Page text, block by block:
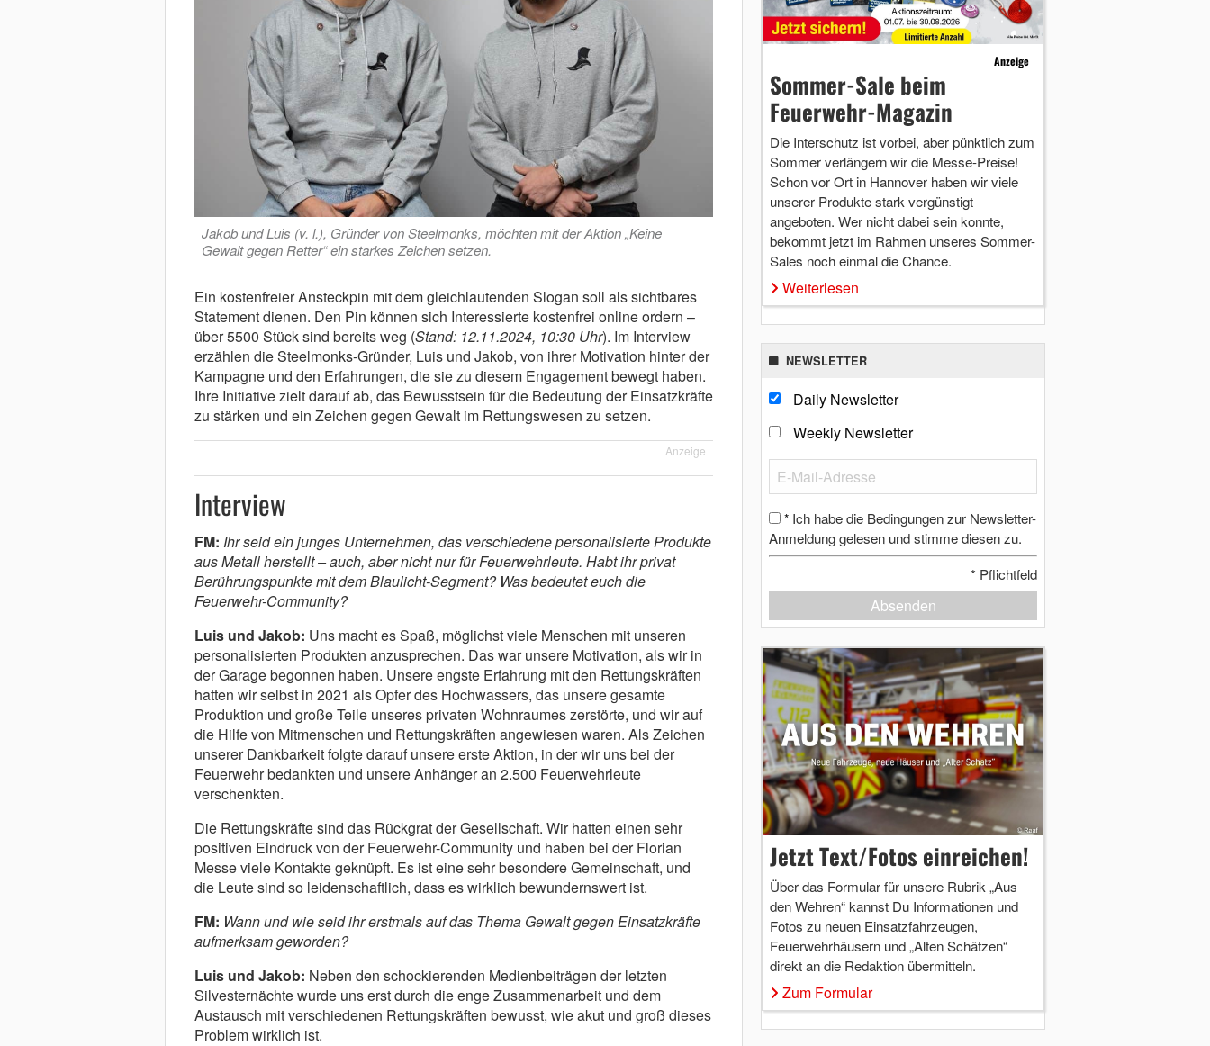
Jakob und Luis (v. l.), Gründer von Steelmonks, möchten mit der Aktion „Keine
Gewalt gegen Retter“ ein starkes Zeichen setzen.
Ein kostenfreier Ansteckpin mit dem gleichlautenden Slogan soll als sichtbares
Statement dienen. Den Pin können sich Interessierte kostenfrei online ordern –
über 5500 Stück sind bereits weg (Stand: 12.11.2024, 10:30 Uhr). Im Interview
erzählen die Steelmonks-Gründer, Luis und Jakob, von ihrer Motivation hinter der
Kampagne und den Erfahrungen, die sie zu diesem Engagement bewegt haben.
Ihre Initiative zielt darauf ab, das Bewusstsein für die Bedeutung der Einsatzkräfte
zu stärken und ein Zeichen gegen Gewalt im Rettungswesen zu setzen.
Anzeige
Interview
FM: Ihr seid ein junges Unternehmen, das verschiedene personalisierte Produkte
aus Metall herstellt – auch, aber nicht nur für Feuerwehrleute. Habt ihr privat
Berührungspunkte mit dem Blaulicht-Segment? Was bedeutet euch die
Feuerwehr-Community?
Luis und Jakob: Uns macht es Spaß, möglichst viele Menschen mit unseren
personalisierten Produkten anzusprechen. Das war unsere Motivation, als wir in
der Garage begonnen haben. Unsere engste Erfahrung mit den Rettungskräften
hatten wir selbst in 2021 als Opfer des Hochwassers, das unsere gesamte
Produktion und große Teile unseres privaten Wohnraumes zerstörte, und wir auf
die Hilfe von Mitmenschen und Rettungskräften angewiesen waren. Als Zeichen
unserer Dankbarkeit folgte darauf unsere erste Aktion, in der wir uns bei der
Feuerwehr bedankten und unsere Anhänger an 2.500 Feuerwehrleute
verschenkten.
Die Rettungskräfte sind das Rückgrat der Gesellschaft. Wir hatten einen sehr
positiven Eindruck von der Feuerwehr-Community und haben bei der Florian
Messe viele Kontakte geknüpft. Es ist eine sehr besondere Gemeinschaft, und
die Leute sind so leidenschaftlich, dass es wirklich bewundernswert ist.
FM: Wann und wie seid ihr erstmals auf das Thema Gewalt gegen Einsatzkräfte
aufmerksam geworden?
Luis und Jakob: Neben den schockierenden Medienbeiträgen der letzten
Silvesternächte wurde uns erst durch die enge Zusammenarbeit und dem
Austausch mit verschiedenen Rettungskräften bewusst, wie akut und groß dieses
Problem wirklich ist.
Anzeige
Sommer-Sale beim
Feuerwehr-Magazin
Die Interschutz ist vorbei, aber pünktlich zum
Sommer verlängern wir die Messe-Preise!
Schon vor Ort in Hannover haben wir viele
unserer Produkte stark vergünstigt
angeboten. Wer nicht dabei sein konnte,
bekommt jetzt im Rahmen unseres Sommer-
Sales noch einmal die Chance.
Weiterlesen
NEWSLETTER
Daily Newsletter
Weekly Newsletter
* Ich habe die Bedingungen zur Newsletter-
Anmeldung gelesen und stimme diesen zu.
* Pflichtfeld
Absenden
Jetzt Text/Fotos einreichen!
Über das Formular für unsere Rubrik „Aus
den Wehren“ kannst Du Informationen und
Fotos zu neuen Einsatzfahrzeugen,
Feuerwehrhäusern und „Alten Schätzen“
direkt an die Redaktion übermitteln.
Zum Formular